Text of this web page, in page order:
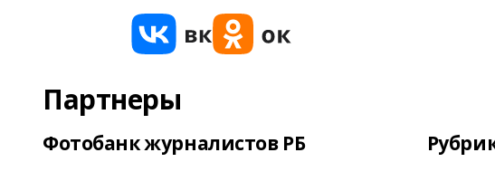
Партнеры
Фотобанк журналистов РБ